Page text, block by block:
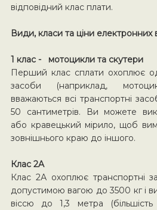
відповідний клас плати.
Види, класи та ціни електронних
1 клас - мотоцикли та скутери
Перший клас сплати охоплює
засоби (наприклад,
вважаються всі транспортні
50 сантиметрів. Ви можете
або кравецький мірило, щоб
зовнішнього краю до іншого.
Клас 2A
Клас 2А охоплює транспортні
допустимою вагою до 3500 кг і
віссю до 1,3 метра (більшість